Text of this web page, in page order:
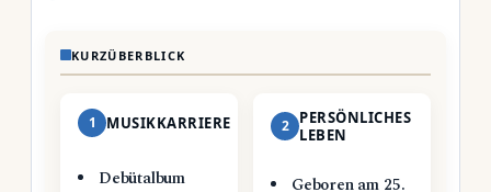
KURZÜBERBLICK
1 MUSIKKARRIERE
Debütalbum
2
PERSÖNLICHES
LEBEN
Geboren am 25.